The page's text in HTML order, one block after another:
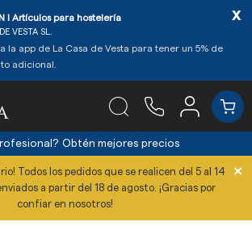
l Artículos para hostelería
VESTA SL.
la app de La Casa de Vesta para tener un 5% de
adicional.
x
Obtén mejores precios
Todos los pedidos que se realicen del 5 al 14
a partir del 18 de agosto. ¡Gracias por
confiar en nosotros!
×